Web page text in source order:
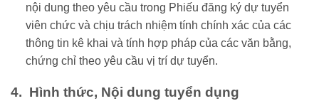
nội dung theo yêu cầu trong Phiếu đăng ký dự tuyển
viên chức và chịu trách nhiệm tính chính xác của các
thông tin kê khai và tính hợp pháp của các văn bằng,
chứng chỉ theo yêu cầu vị trí dự tuyển.
4. Hình thức, Nội dung tuyển dụng